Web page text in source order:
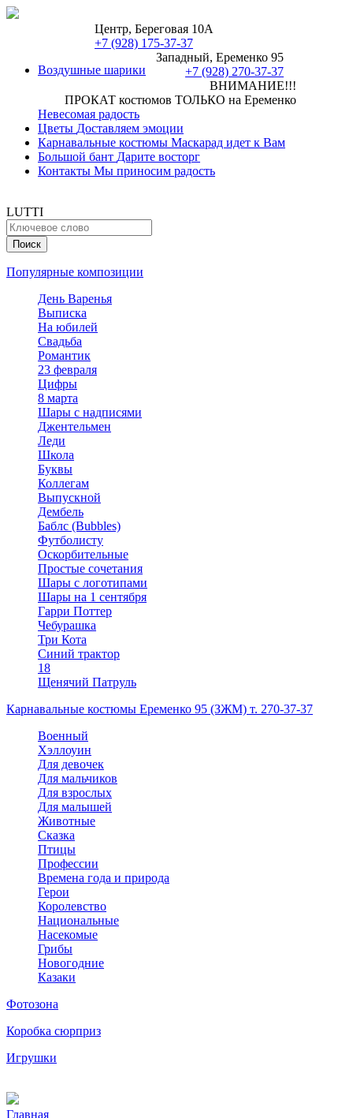
Центр, Береговая 10А
+7 (928) 175-37-37
Западный, Еременко 95
+7 (928) 270-37-37
ВНИМАНИЕ!!!
ПРОКАТ костюмов ТОЛЬКО на Еременко
Воздушные шарики
Невесомая радость
Цветы Доставляем эмоции
Карнавальные костюмы Маскарад идет к Вам
Большой бант Дарите восторг
Контакты Мы приносим радость
LUTTI
Популярные композиции
День Варенья
Выписка
На юбилей
Свадьба
Романтик
23 февраля
Цифры
8 марта
Шары с надписями
Джентельмен
Леди
Школа
Буквы
Коллегам
Выпускной
Дембель
Баблс (Bubbles)
Футболисту
Оскорбительные
Простые сочетания
Шары с логотипами
Шары на 1 сентября
Гарри Поттер
Чебурашка
Три Кота
Синий трактор
18
Щенячий Патруль
Карнавальные костюмы Еременко 95 (ЗЖМ) т. 270-37-37
Военный
Хэллоуин
Для девочек
Для мальчиков
Для взрослых
Для малышей
Животные
Сказка
Птицы
Профессии
Времена года и природа
Герои
Королевство
Национальные
Насекомые
Грибы
Новогодние
Казаки
Фотозона
Коробка сюрприз
Игрушки
Главная